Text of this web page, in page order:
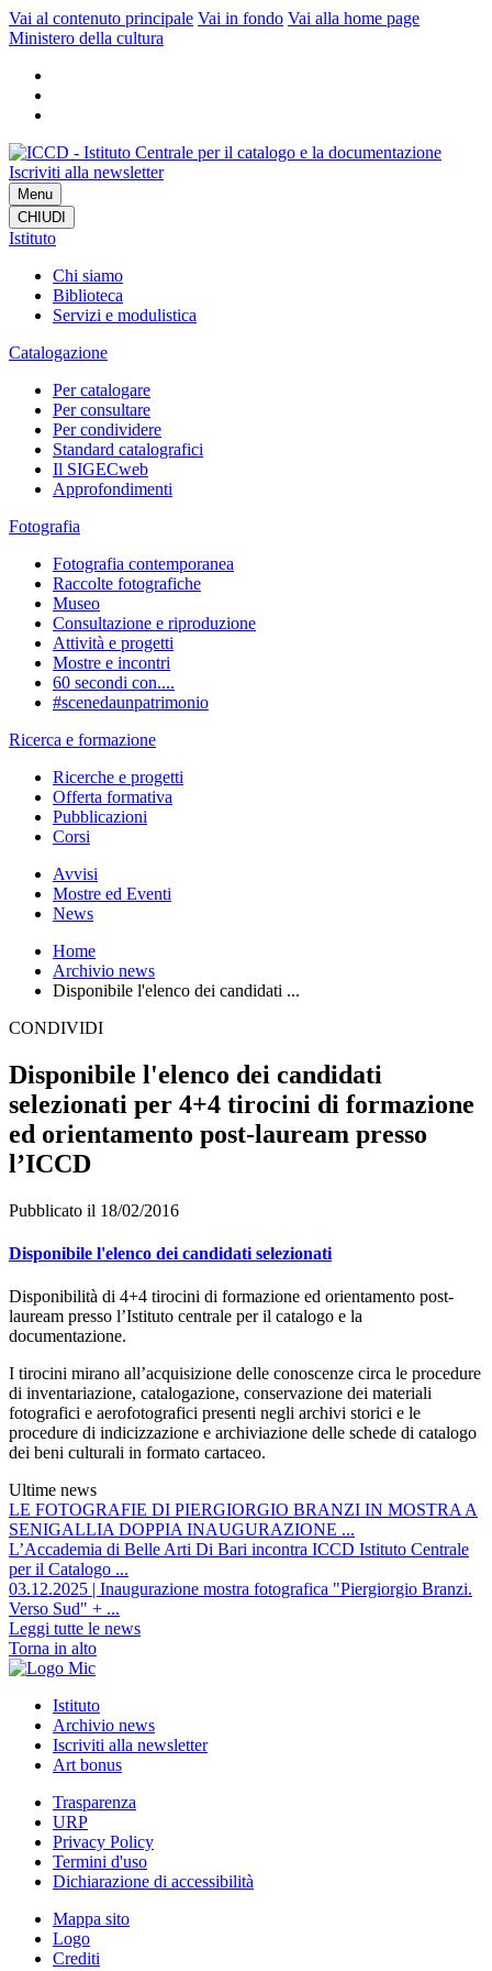
Vai al contenuto principale Vai in fondo Vai alla home page
Ministero della cultura
Iscriviti alla newsletter
Menu
CHIUDI
Istituto
Chi siamo
Biblioteca
Servizi e modulistica
Catalogazione
Per catalogare
Per consultare
Per condividere
Standard catalografici
Il SIGECweb
Approfondimenti
Fotografia
Fotografia contemporanea
Raccolte fotografiche
Museo
Consultazione e riproduzione
Attività e progetti
Mostre e incontri
60 secondi con....
#scenedaunpatrimonio
Ricerca e formazione
Ricerche e progetti
Offerta formativa
Pubblicazioni
Corsi
Avvisi
Mostre ed Eventi
News
Home
Archivio news
Disponibile l'elenco dei candidati ...
CONDIVIDI
Disponibile l'elenco dei candidati
selezionati per 4+4 tirocini di formazione
ed orientamento post-lauream presso
l’ICCD
Pubblicato il 18/02/2016
Disponibile l'elenco dei candidati selezionati
Disponibilità di 4+4 tirocini di formazione ed orientamento post-
lauream presso l’Istituto centrale per il catalogo e la
documentazione.
I tirocini mirano all’acquisizione delle conoscenze circa le procedure
di inventariazione, catalogazione, conservazione dei materiali
fotografici e aerofotografici presenti negli archivi storici e le
procedure di indicizzazione e archiviazione delle schede di catalogo
dei beni culturali in formato cartaceo.
Ultime news
LE FOTOGRAFIE DI PIERGIORGIO BRANZI IN MOSTRA A
SENIGALLIA DOPPIA INAUGURAZIONE ...
L’Accademia di Belle Arti Di Bari incontra ICCD Istituto Centrale
per il Catalogo ...
03.12.2025 | Inaugurazione mostra fotografica "Piergiorgio Branzi.
Verso Sud" + ...
Leggi tutte le news
Torna in alto
Istituto
Archivio news
Iscriviti alla newsletter
Art bonus
Trasparenza
URP
Privacy Policy
Termini d'uso
Dichiarazione di accessibilità
Mappa sito
Logo
Crediti